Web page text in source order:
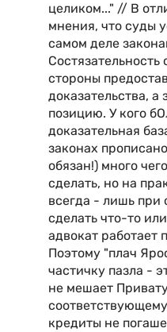
целиком..." // В
мнения, что суды
самом деле
Состязательность
стороны
доказательства,
позицию. У кого
доказательная
законах
обязан!) много
сделать, но на
всегда - лишь при
сделать что-то
адвокат работает
Поэтому "плач
частичку пазла -
не мешает
кредиты не